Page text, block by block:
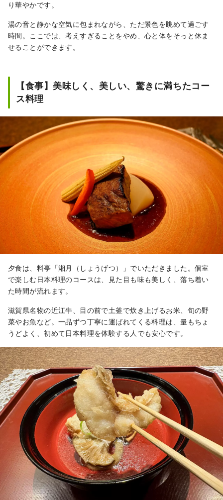
り華やかです。
湯の音と静かな空気に包まれながら、ただ景色を眺めて過ごす
時間。ここでは、考えすぎることをやめ、心と体をそっと休ま
せることができます。
【食事】美味しく、美しい、驚きに満ちたコー
ス料理
夕食は、料亭「湘月（しょうげつ）」でいただきました。個室
で楽しむ日本料理のコースは、見た目も味も美しく、落ち着い
た時間が流れます。
滋賀県名物の近江牛、目の前で土釜で炊き上げるお米、旬の野
菜やお魚など。一品ずつ丁寧に運ばれてくる料理は、量もちょ
うどよく、初めて日本料理を体験する人でも安心です。